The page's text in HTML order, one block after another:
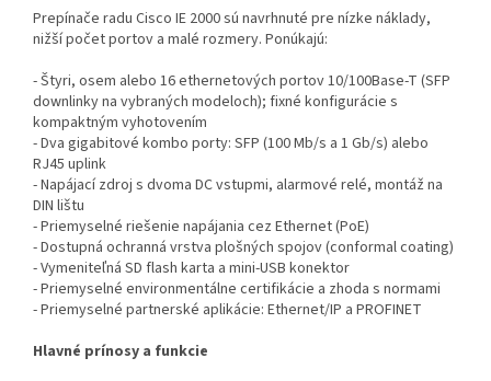
Prepínače radu Cisco IE 2000 sú navrhnuté pre nízke náklady,
nižší počet portov a malé rozmery. Ponúkajú:
- Štyri, osem alebo 16 ethernetových portov 10/100Base-T (SFP
downlinky na vybraných modeloch); fixné konfigurácie s
kompaktným vyhotovením
- Dva gigabitové kombo porty: SFP (100 Mb/s a 1 Gb/s) alebo
RJ45 uplink
- Napájací zdroj s dvoma DC vstupmi, alarmové relé, montáž na
DIN lištu
- Priemyselné riešenie napájania cez Ethernet (PoE)
- Dostupná ochranná vrstva plošných spojov (conformal coating)
- Vymeniteľná SD flash karta a mini-USB konektor
- Priemyselné environmentálne certifikácie a zhoda s normami
- Priemyselné partnerské aplikácie: Ethernet/IP a PROFINET
Hlavné prínosy a funkcie